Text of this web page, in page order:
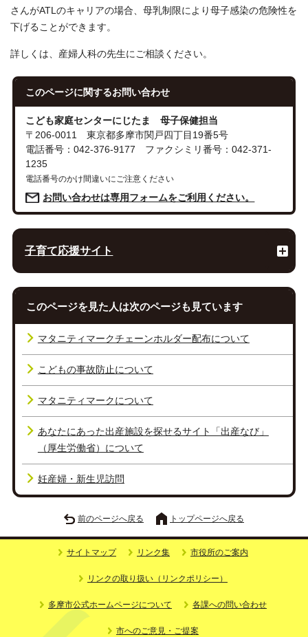
さんがATLのキャリアの場合、母乳制限により母子感染の危険性を
下げることができます。
詳しくは、産婦人科の先生にご相談ください。
このページに関するお問い合わせ
こども家庭センターにじたま 母子保健担当
〒206-0011 東京都多摩市関戸四丁目19番5号
電話番号：042-376-9177 ファクシミリ番号：042-371-
1235
電話番号のかけ間違いにご注意ください
お問い合わせは専用フォームをご利用ください。
子育て応援サイト
このページを見た人は次のページも見ています
マタニティマークチェーンホルダー配布について
こどもの事故防止について
マタニティマークについて
あなたにあった出産施設を探せるサイト「出産なび」
（厚生労働省）について
妊産婦・新生児訪問
前のページへ戻る トップページへ戻る
サイトマップ リンク集 市役所のご案内
リンクの取り扱い（リンクポリシー）
多摩市公式ホームページについて 各課への問い合わせ
市へのご意見・ご提案